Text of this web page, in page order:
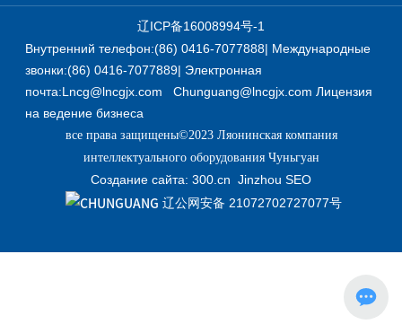
辽ICP备16008994号-1
Внутренний телефон:(86) 0416-7077888| Международные
звонки:(86) 0416-7077889| Электронная
почта:Lncg@lncgjx.com Chunguang@lncgjx.com Лицензия
на ведение бизнеса
все права защищены©2023 Ляонинская компания
интеллектуального оборудования Чуньгуан
Создание сайта: 300.cn Jinzhou SEO
辽公网安备 21072702727077号